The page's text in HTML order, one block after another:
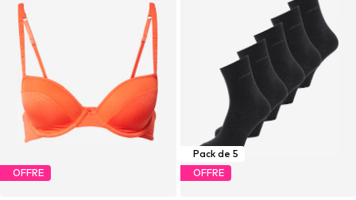
OFFRE
Pack de 5
OFFRE